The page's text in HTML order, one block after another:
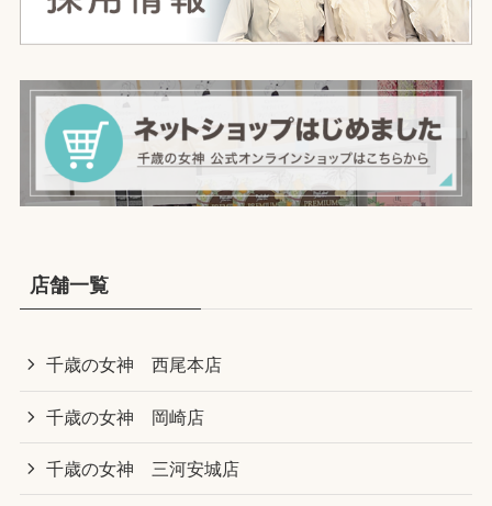
店舗一覧
千歳の女神 西尾本店
千歳の女神 岡崎店
千歳の女神 三河安城店